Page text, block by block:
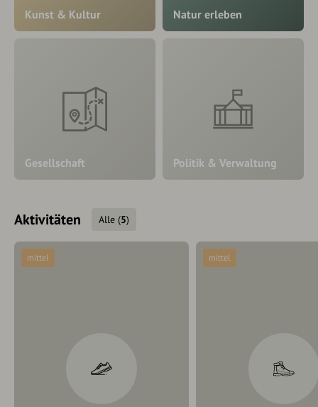
Kunst & Kultur Natur erleben
Gesellschaft Politik & Verwaltung
Aktivitäten Alle (5)
mittel mittel